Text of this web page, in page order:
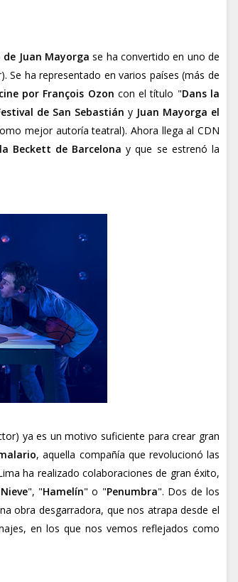
Juan Mayorga se ha convertido en uno de
Se ha representado en varios países (más de
por François Ozon con el título "Dans la
de San Sebastián y Juan Mayorga el
mejor autoría teatral). Ahora llega al CDN
Beckett de Barcelonay que se estrenó la
ya es un motivo suficiente para crear gran
, aquella compañía que revolucionó las
ha realizado colaboraciones de gran éxito,
", "Hamelín" o "Penumbra". Dos de los
obra desgarradora, que nos atrapa desde el
en los que nos vemos reflejados como